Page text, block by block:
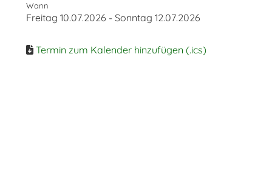
Wann
Freitag 10.07.2026 - Sonntag 12.07.2026
Termin zum Kalender hinzufügen (.ics)